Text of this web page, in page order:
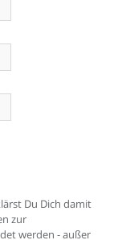
Du Dich damit
zur
werden - außer